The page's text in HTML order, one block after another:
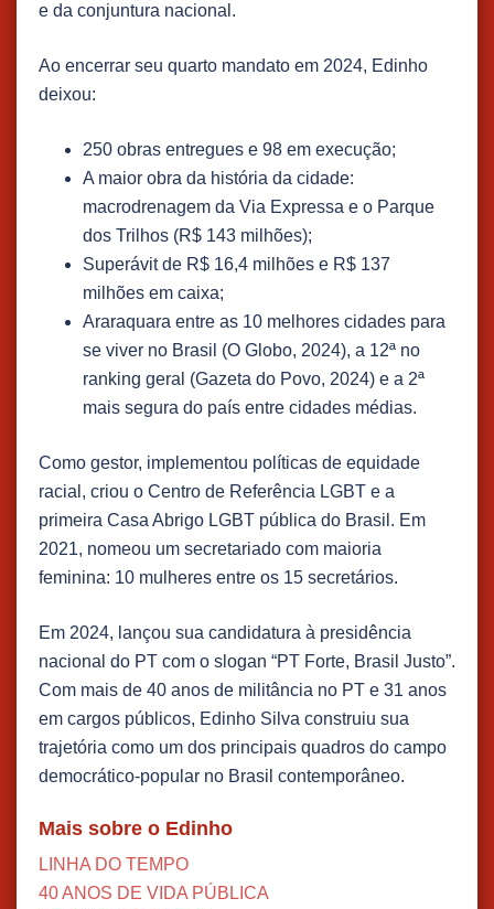
e da conjuntura nacional.
Ao encerrar seu quarto mandato em 2024, Edinho
deixou:
250 obras entregues e 98 em execução;
A maior obra da história da cidade:
macrodrenagem da Via Expressa e o Parque
dos Trilhos (R$ 143 milhões);
Superávit de R$ 16,4 milhões e R$ 137
milhões em caixa;
Araraquara entre as 10 melhores cidades para
se viver no Brasil (O Globo, 2024), a 12ª no
ranking geral (Gazeta do Povo, 2024) e a 2ª
mais segura do país entre cidades médias.
Como gestor, implementou políticas de equidade
racial, criou o Centro de Referência LGBT e a
primeira Casa Abrigo LGBT pública do Brasil. Em
2021, nomeou um secretariado com maioria
feminina: 10 mulheres entre os 15 secretários.
Em 2024, lançou sua candidatura à presidência
nacional do PT com o slogan “PT Forte, Brasil Justo”.
Com mais de 40 anos de militância no PT e 31 anos
em cargos públicos, Edinho Silva construiu sua
trajetória como um dos principais quadros do campo
democrático-popular no Brasil contemporâneo.
Mais sobre o Edinho
LINHA DO TEMPO
40 ANOS DE VIDA PÚBLICA